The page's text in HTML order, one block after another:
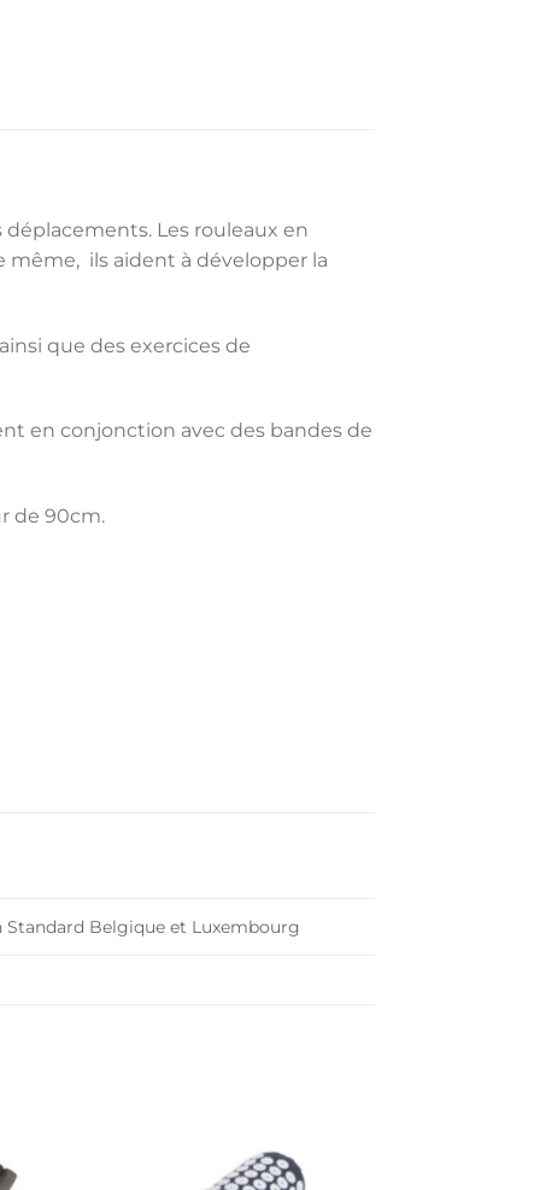
Les rouleaux en
même, ils aident à développer la
que des exercices de
en conjonction avec des bandes de
de 90cm.
Standard Belgique et Luxembourg